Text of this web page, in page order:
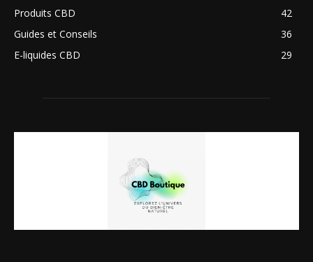
Produits CBD
42
Guides et Conseils
36
E-liquides CBD
29